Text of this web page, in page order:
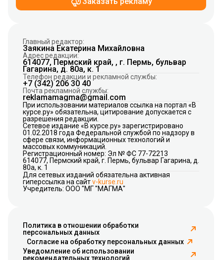
Главный редактор:
Заякина Екатерина Михайловна
Адрес редакции:
614077, Пермский край, , г. Пермь, бульвар
Гагарина, д. 80а, к. 1
Телефон редакции и рекламной службы:
+7 (342) 206 30 40
Почта рекламной службы:
reklamamagma@gmail.com
При использовании материалов ссылка на портал «В
курсе.ру» обязательна, цитирование допускается с
разрешения редакции.
Сетевое издание «В курсе.ру» зарегистрировано
01.02.2018 года Федеральной службой по надзору в
сфере связи, информационных технологий и
массовых коммуникаций.
Регистрационный номер: Эл № ФС 77-72213
614077, Пермский край, г. Пермь, бульвар Гагарина, д.
80а, к. 1
Для сетевых изданий обязательна активная
гиперссылка на сайтv-kurse.ru
Учредитель: ООО "МГ "МАГМА"
Политика в отношении обработки
персональных данных
Согласие на обработку персональных данных
Уведомление об использовании
рекомендательных технологий